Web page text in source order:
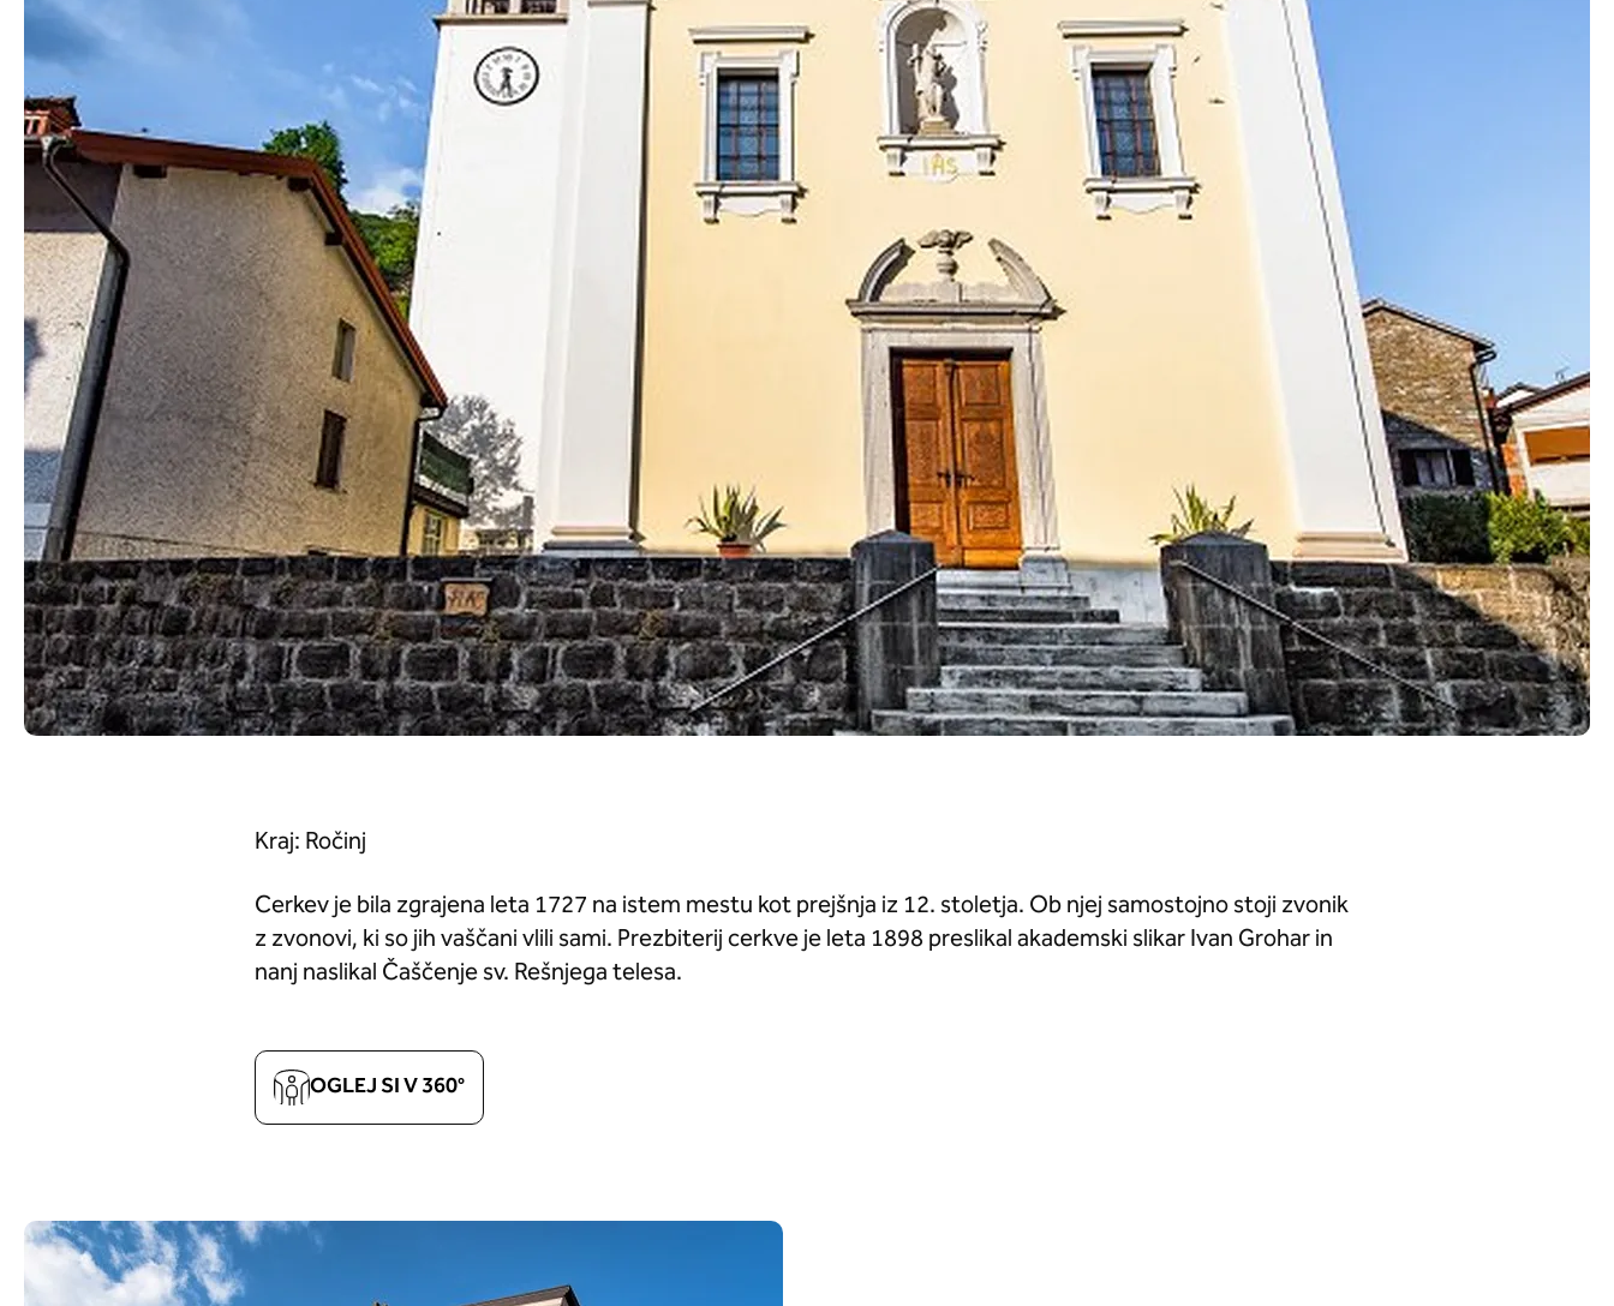
Kraj: Ročinj
Cerkev je bila zgrajena leta 1727 na istem mestu kot prejšnja iz 12. stoletja. Ob njej samostojno stoji zvonik
z zvonovi, ki so jih vaščani vlili sami. Prezbiterij cerkve je leta 1898 preslikal akademski slikar Ivan Grohar in
nanj naslikal Čaščenje sv. Rešnjega telesa.
OGLEJ SI V 360°